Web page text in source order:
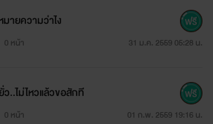
ำเรื่องใหม่ของไรท์
ายความว่าไง
0 หน้า 31 ม.ค. 2559 05:28 น.
ว..ไม่ไหวแล้วขอสักที
0 หน้า 01 ก.พ. 2559 19:16 น.